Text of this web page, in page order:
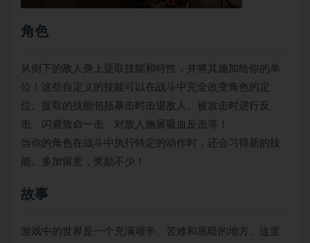
角色
从倒下的敌人身上提取技能和特性，并将其施加给你的单
位！这些自定义的技能可以在战斗中完全改变角色的定
位。提取的技能包括暴击时击退敌人、被攻击时进行反
击、闪避致命一击、对敌人施展吸血反击等！
当你的角色在战斗中执行特定的动作时，还会习得新的技
能。多加留意，奖励不少！
故事
游戏中的世界是一个充满艰辛、苦难和黑暗的地方。这里